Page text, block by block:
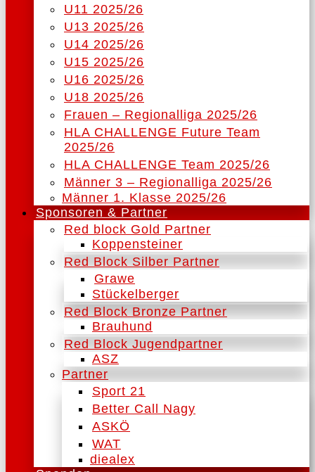
U11 2025/26
U13 2025/26
U14 2025/26
U15 2025/26
U16 2025/26
U18 2025/26
Frauen – Regionalliga 2025/26
HLA CHALLENGE Future Team
2025/26
HLA CHALLENGE Team 2025/26
Männer 3 – Regionalliga 2025/26
Männer 1. Klasse 2025/26
Sponsoren & Partner
Red block Gold Partner
Koppensteiner
Red Block Silber Partner
Grawe
Stückelberger
Red Block Bronze Partner
Brauhund
Red Block Jugendpartner
ASZ
Partner
Sport 21
Better Call Nagy
ASKÖ
WAT
diealex